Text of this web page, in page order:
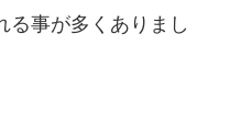
る事が多くありまし